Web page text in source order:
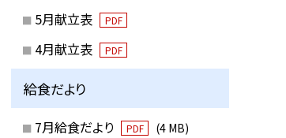
5月献立表 PDF
4月献立表 PDF
給食だより
7月給食だより PDF (4 MB)